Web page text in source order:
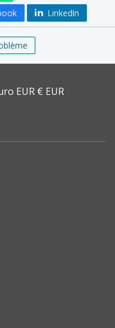
LinkedIn
EUR € EUR